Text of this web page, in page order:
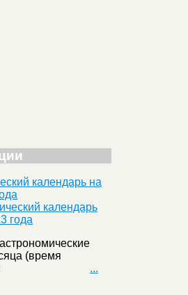
календарь на
(время
...